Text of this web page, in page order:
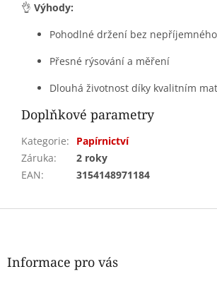
👌 Výhody:
Pohodlné držení bez
Přesné rýsování a měření
Dlouhá životnost díky kvalitním
Doplňkové parametry
Kategorie:
Papírnictví
Záruka:
2 roky
EAN: 3154148971184
Z
Informace pro vás